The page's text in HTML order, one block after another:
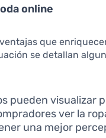
online
que
se detallan
pueden visualizar
ver la
una mejor